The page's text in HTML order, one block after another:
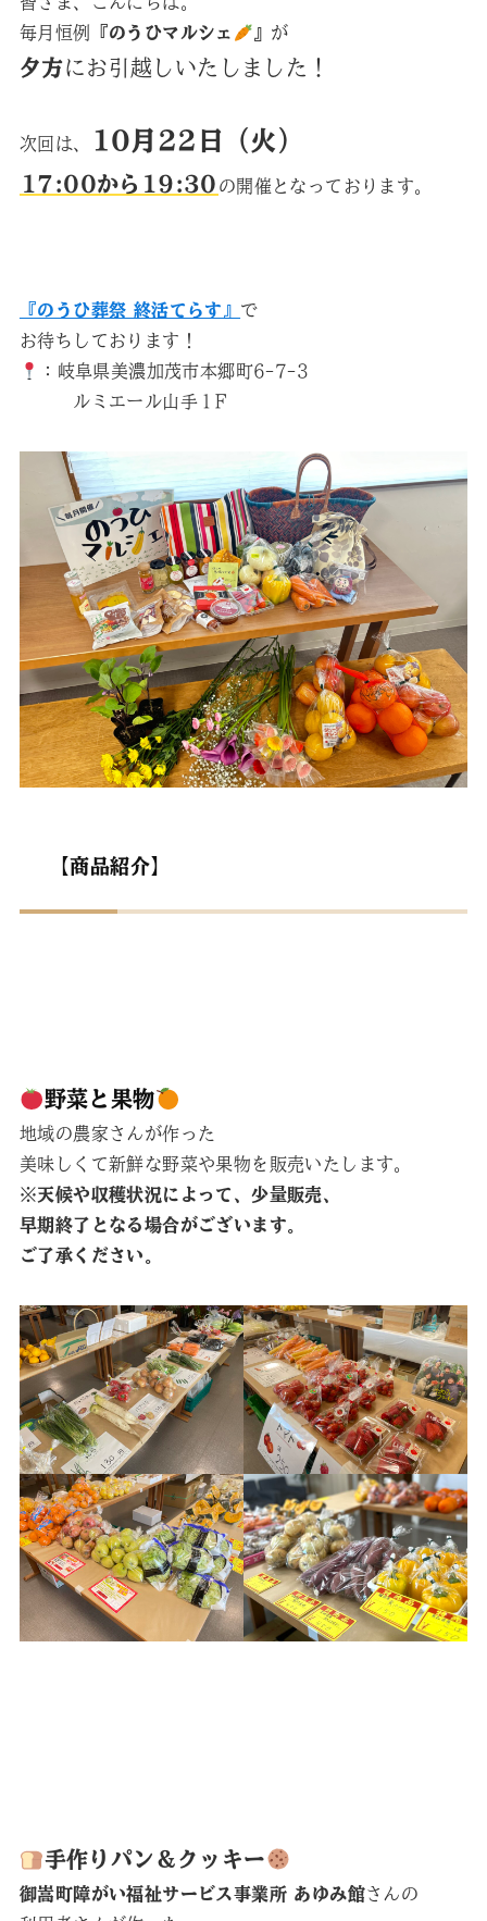
毎月恒例
『のうひマルシェ 』 が
夕方にお引越しいたしました！
次回は、 10月22日（火）
17:00から19:30 の開催となっております。
『のうひ葬祭 終活てらす』 で
お待ちしております！
：岐阜県美濃加茂市本郷町6-7-3
ルミエール山手１F
【商品紹介】
野菜と果物
地域の農家さんが作った
美味しくて新鮮な野菜や果物を販売いたします。
※天候や収穫状況によって、少量販売、
早期終了となる場合がございます。
ご了承ください。
手作りパン＆クッキー
御嵩町障がい福祉サービス事業所 あゆみ館さんの